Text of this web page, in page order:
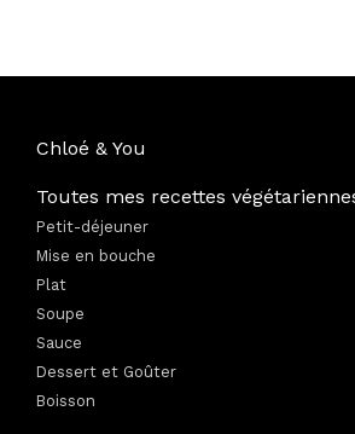
Chloé & You
Toutes mes recettes
Petit-déjeuner
Mise en bouche
Plat
Soupe
Sauce
Dessert et Goûter
Boisson